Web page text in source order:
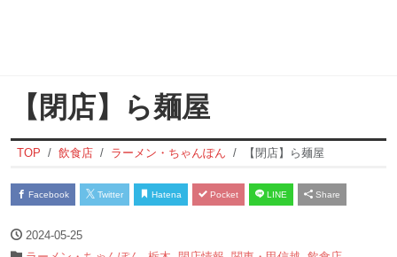
【閉店】ら麺屋
TOP 飲食店 ラーメン・ちゃんぽん 【閉店】ら麺屋
Facebook Twitter Hatena Pocket LINE Share
2024-05-25